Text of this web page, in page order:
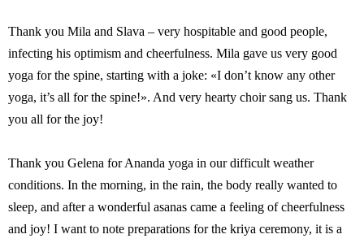
Thank you Mila and Slava – very hospitable and good people,
infecting his optimism and cheerfulness. Mila gave us very good
yoga for the spine, starting with a joke: «I don’t know any other
yoga, it’s all for the spine!». And very hearty choir sang us. Thank
you all for the joy!
Thank you Gelena for Ananda yoga in our difficult weather
conditions. In the morning, in the rain, the body really wanted to
sleep, and after a wonderful asanas came a feeling of cheerfulness
and joy! I want to note preparations for the kriya ceremony, it is a